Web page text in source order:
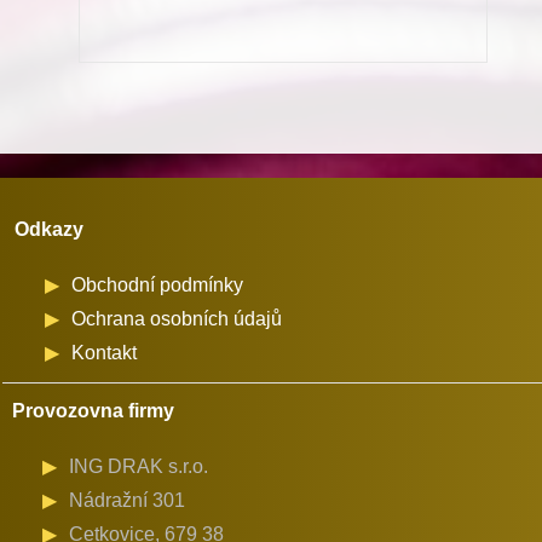
Odkazy
Obchodní podmínky
Ochrana osobních údajů
Kontakt
Provozovna firmy
ING DRAK s.r.o.
Nádražní 301
Cetkovice, 679 38